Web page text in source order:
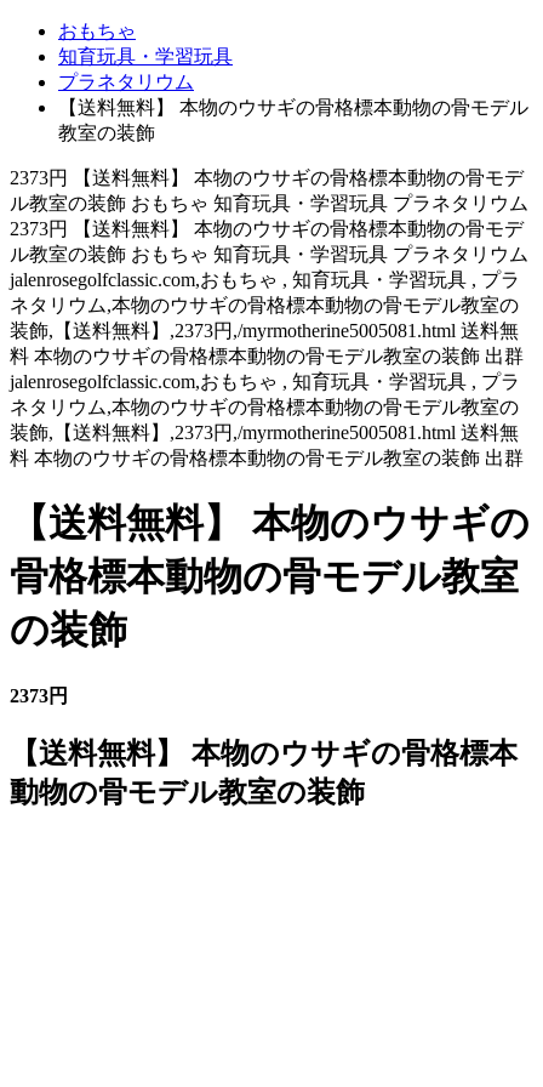
おもちゃ
知育玩具・学習玩具
プラネタリウム
【送料無料】 本物のウサギの骨格標本動物の骨モデル
教室の装飾
2373円 【送料無料】 本物のウサギの骨格標本動物の骨モデ
ル教室の装飾 おもちゃ 知育玩具・学習玩具 プラネタリウム
2373円 【送料無料】 本物のウサギの骨格標本動物の骨モデ
ル教室の装飾 おもちゃ 知育玩具・学習玩具 プラネタリウム
jalenrosegolfclassic.com,おもちゃ , 知育玩具・学習玩具 , プラ
ネタリウム,本物のウサギの骨格標本動物の骨モデル教室の
装飾,【送料無料】,2373円,/myrmotherine5005081.html 送料無
料 本物のウサギの骨格標本動物の骨モデル教室の装飾 出群
jalenrosegolfclassic.com,おもちゃ , 知育玩具・学習玩具 , プラ
ネタリウム,本物のウサギの骨格標本動物の骨モデル教室の
装飾,【送料無料】,2373円,/myrmotherine5005081.html 送料無
料 本物のウサギの骨格標本動物の骨モデル教室の装飾 出群
【送料無料】 本物のウサギの
骨格標本動物の骨モデル教室
の装飾
2373円
【送料無料】 本物のウサギの骨格標本
動物の骨モデル教室の装飾